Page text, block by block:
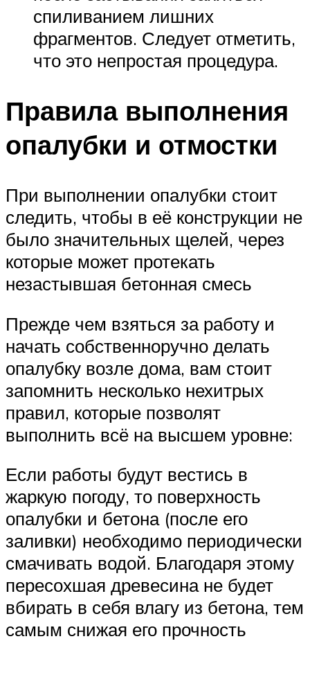
спиливанием лишних
фрагментов. Следует отметить,
что это непростая процедура.
Правила выполнения
опалубки и отмостки
При выполнении опалубки стоит
следить, чтобы в её конструкции не
было значительных щелей, через
которые может протекать
незастывшая бетонная смесь
Прежде чем взяться за работу и
начать собственноручно делать
опалубку возле дома, вам стоит
запомнить несколько нехитрых
правил, которые позволят
выполнить всё на высшем уровне:
Если работы будут вестись в
жаркую погоду, то поверхность
опалубки и бетона (после его
заливки) необходимо периодически
смачивать водой. Благодаря этому
пересохшая древесина не будет
вбирать в себя влагу из бетона, тем
самым снижая его прочность